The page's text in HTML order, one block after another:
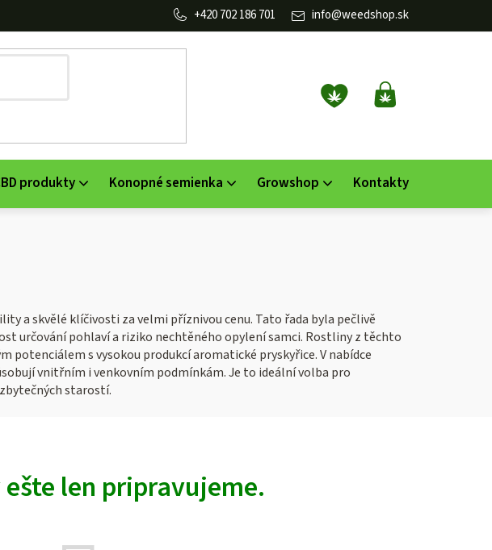
info@weedshop.sk
702 186 701
NÁKUPNÝ
KOŠÍK
produkty Konopné semienka Growshop Kontakty
a skvělé klíčivosti za velmi příznivou cenu. Tato řada byla pečlivě
určování pohlaví a riziko nechtěného opylení samci. Rostliny z těchto
s vysokou produkcí aromatické pryskyřice. V nabídce
vnitřním i venkovním podmínkám. Je to ideální volba pro
starostí.
len pripravujeme.